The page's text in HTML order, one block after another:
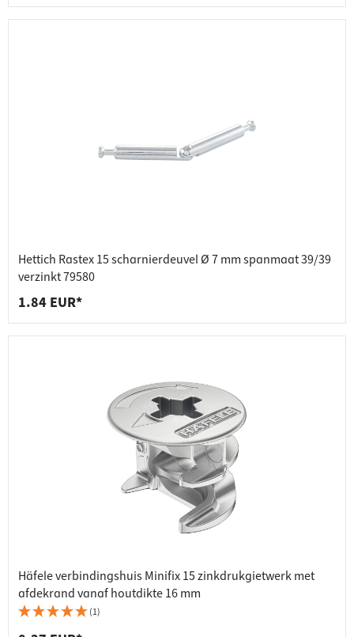
Hettich Rastex 15 scharnierdeuvel Ø 7 mm spanmaat 39/39
verzinkt 79580
1.84 EUR*
Häfele verbindingshuis Minifix 15 zinkdrukgietwerk met
afdekrand vanaf houtdikte 16 mm
(1)